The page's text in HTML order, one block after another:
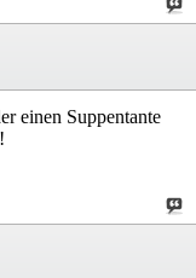
einen Suppentante